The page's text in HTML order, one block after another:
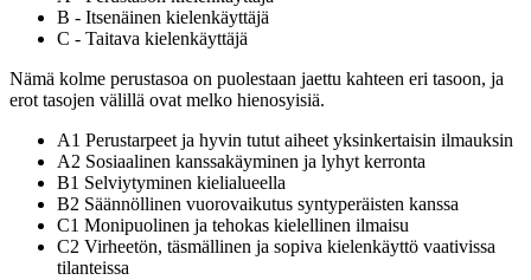
B - Itsenäinen kielenkäyttäjä
C - Taitava kielenkäyttäjä
Nämä kolme perustasoa on puolestaan jaettu kahteen eri tasoon, ja
erot tasojen välillä ovat melko hienosyisiä.
A1 Perustarpeet ja hyvin tutut aiheet yksinkertaisin ilmauksin
A2 Sosiaalinen kanssakäyminen ja lyhyt kerronta
B1 Selviytyminen kielialueella
B2 Säännöllinen vuorovaikutus syntyperäisten kanssa
C1 Monipuolinen ja tehokas kielellinen ilmaisu
C2 Virheetön, täsmällinen ja sopiva kielenkäyttö vaativissa
tilanteissa